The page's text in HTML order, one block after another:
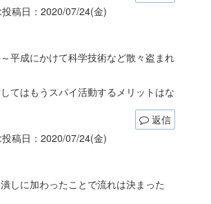
:投稿日：2020/07/24(金)
平成にかけて科学技術など散々盗まれ
てはもうスパイ活動するメリットはな
返信
:投稿日：2020/07/24(金)
しに加わったことで流れは決まった